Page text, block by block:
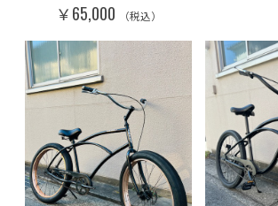
￥65,000 （税込）